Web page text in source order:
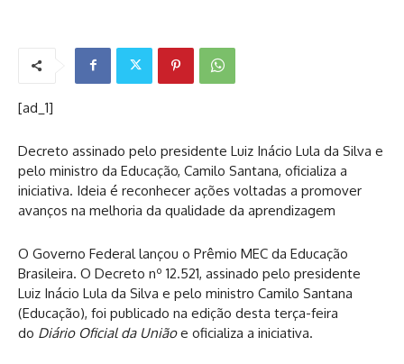
[ad_1]
Decreto assinado pelo presidente Luiz Inácio Lula da Silva e
pelo ministro da Educação, Camilo Santana, oficializa a
iniciativa. Ideia é reconhecer ações voltadas a promover
avanços na melhoria da qualidade da aprendizagem
O Governo Federal lançou o Prêmio MEC da Educação
Brasileira. O Decreto nº 12.521, assinado pelo presidente
Luiz Inácio Lula da Silva e pelo ministro Camilo Santana
(Educação), foi publicado na edição desta terça-feira
do Diário Oficial da Uniãoe oficializa a iniciativa.